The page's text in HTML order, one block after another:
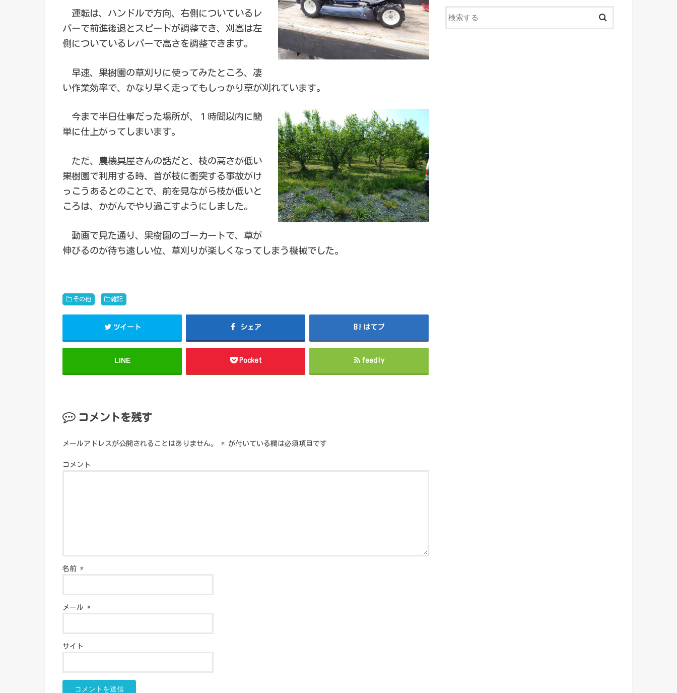
運転は、ハンドルで方向、右側についているレ
バーで前進後退とスピードが調整でき、刈高は左
側についているレバーで高さを調整できます。
早速、果樹園の草刈りに使ってみたところ、凄
い作業効率で、かなり早く走ってもしっかり草が刈れています。
今まで半日仕事だった場所が、１時間以内に簡
単に仕上がってしまいます。
ただ、農機具屋さんの話だと、枝の高さが低い
果樹園で利用する時、首が枝に衝突する事故がけ
っこうあるとのことで、前を見ながら枝が低いと
ころは、かがんでやり過ごすようにしました。
動画で見た通り、果樹園のゴーカートで、草が
伸びるのが待ち遠しい位、草刈りが楽しくなってしまう機械でした。
その他 雑記
ツイート シェア はてブ
LINE Pocket feedly
コメントを残す
メールアドレスが公開されることはありません。 * が付いている欄は必須項目です
コメント
名前 *
メール *
サイト